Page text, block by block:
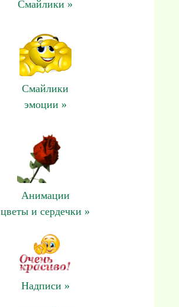
Смайлики »
Смайлики
эмоции »
Анимации
цветы и сердечки »
Надписи »